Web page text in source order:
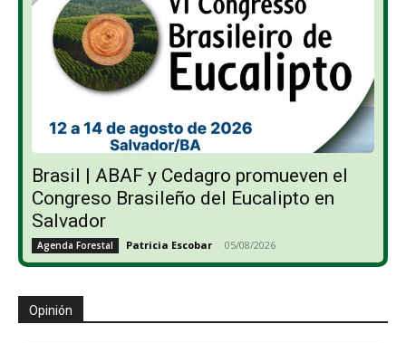
Brasil | ABAF y Cedagro promueven el
Congreso Brasileño del Eucalipto en
Salvador
Agenda Forestal Patricia Escobar - 05/08/2026
Opinión